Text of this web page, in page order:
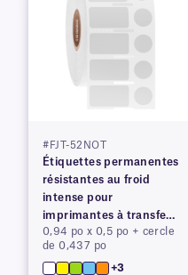
#FJT-52NOT
Étiquettes permanentes
résistantes au froid
intense pour
imprimantes à transfert
thermique
0,94 po x 0,5 po + cercle
de 0,437 po
+3